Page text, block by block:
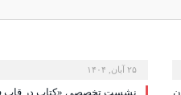
۲۵ آبان, ۱۴۰۴
نشست تخصصی «کتاب در قاب